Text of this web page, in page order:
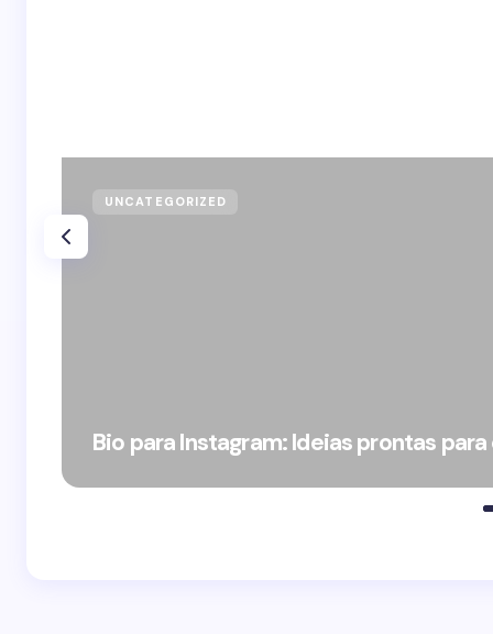
UNCATEGORIZED
Bio para Instagram: Ideias prontas